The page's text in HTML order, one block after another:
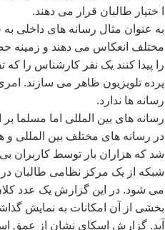
ا ختیار طالبان قرار می دهند.
به عنوان مثال رسانه های
مختلف انعکاس می دهند و زمینه
را پیدا کنند یک نفر کارشناس را
پرده تلویزیون ظاهر می سازند.
رسانه ها ندارد.
رسانه های بین المللی اما مسلما
در رسانه های مختلف بین المللی
شد که هزاران بار توسط کاربران
شبکه از یک مرکز نظامی طالبان
می شود. در این گزارش یک عدد کلان
بخشی از آن امکانات به نمایش
آید. گزارش اسکای نشان از عمق